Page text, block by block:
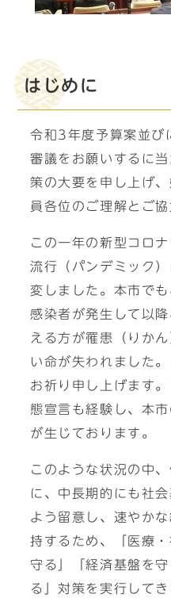
はじめに
令和3年度予算案並び
審議をお願いするに
策の大要を申し上げ
員各位のご理解とご
この一年の新型コロ
流行（パンデミック
変しました。本市で
感染者が発生して以
える方が罹患（りか
い命が失われました
お祈り申し上げます
態宣言も経験し、本
が生じております。
このような状況の中
に、中長期的にも社
よう留意し、速やか
持するため、「医療
守る」「経済基盤を
る」対策を実行して